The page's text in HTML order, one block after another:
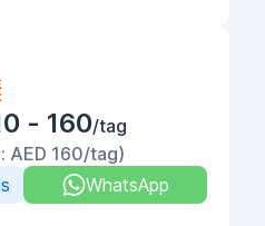
- 160/tag
AED 160/tag)
WhatsApp